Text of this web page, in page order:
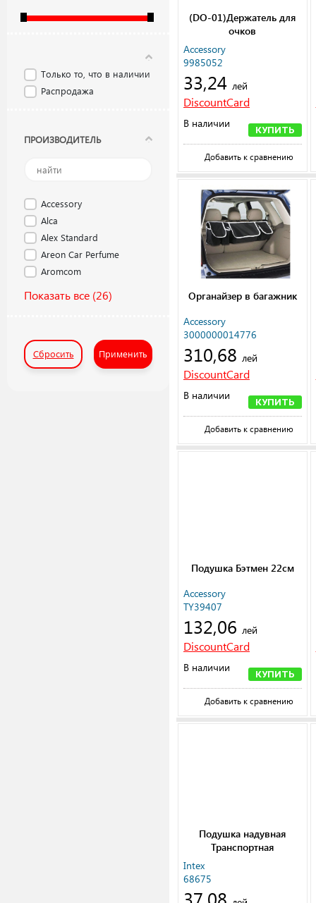
Только то, что в наличии
Распродажа
ПРОИЗВОДИТЕЛЬ
Accessory
Alca
Alex Standard
Areon Car Perfume
Aromcom
Показать все (26)
Сбросить Применить
(DO-01)Держатель для
очков
Accessory
9985052
33,24 лей
DiscountCard
В наличии
КУПИТЬ
Добавить к сравнению
Органайзер в багажник
Accessory
3000000014776
310,68 лей
DiscountCard
В наличии
КУПИТЬ
Добавить к сравнению
Подушка Бэтмен 22см
Accessory
TY39407
132,06 лей
DiscountCard
В наличии
КУПИТЬ
Добавить к сравнению
Подушка надувная
Транспортная
Intex
68675